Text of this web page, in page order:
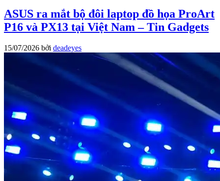
ASUS ra mắt bộ đôi laptop đồ họa ProArt
P16 và PX13 tại Việt Nam – Tin Gadgets
15/07/2026 bởi deadeyes